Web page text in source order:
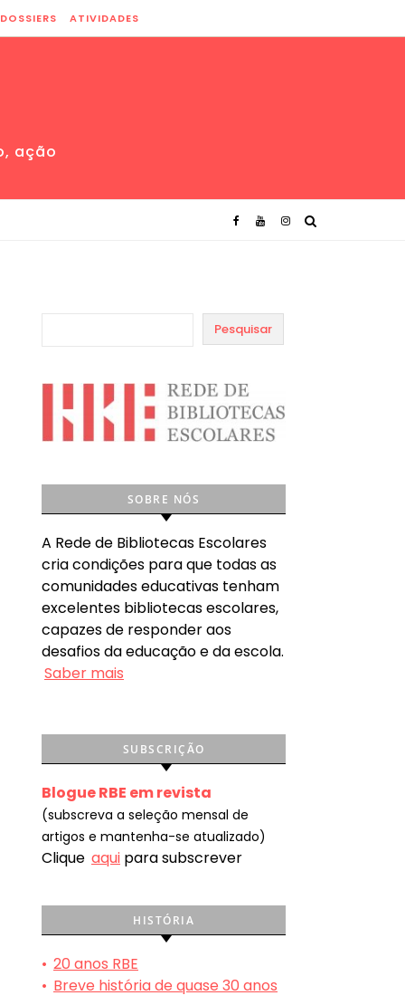
DOSSIERS ATIVIDADES
ação
Pesquisar
SOBRE NÓS
A Rede de Bibliotecas Escolares
cria condições para que todas as
comunidades educativas tenham
excelentes bibliotecas escolares,
capazes de responder aos
desafios da educação e da escola.
Saber mais
SUBSCRIÇÃO
Blogue RBE em revista
(subscreva a seleção mensal de
artigos e mantenha-se atualizado)
Clique aqui para subscrever
HISTÓRIA
• 20 anos RBE
• Breve história de quase 30 anos